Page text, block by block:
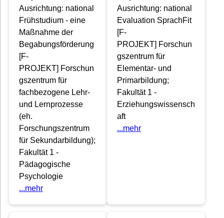
Ausrichtung: national
Frühstudium - eine
Maßnahme der
Begabungsförderung
[F-
PROJEKT] Forschun
gszentrum für
fachbezogene Lehr-
und Lernprozesse
(eh.
Forschungszentrum
für Sekundarbildung);
Fakultät 1 -
Pädagogische
Psychologie
...mehr
Ausrichtung: national
Evaluation SprachFit
[F-
PROJEKT] Forschun
gszentrum für
Elementar- und
Primarbildung;
Fakultät 1 -
Erziehungswissensch
aft
...mehr